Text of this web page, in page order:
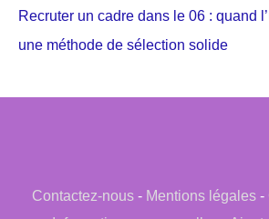
Recruter un cadre dans le 06 : quand
une méthode de sélection solide
Contactez-nous- Mentions légales-